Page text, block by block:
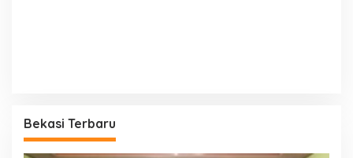
Bekasi Terbaru